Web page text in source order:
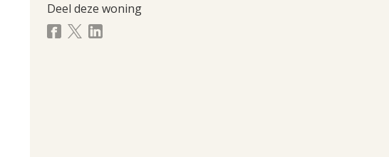
Deel deze woning